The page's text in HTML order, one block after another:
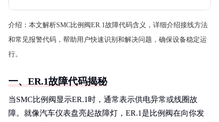
介绍： 本文解析SMC比例阀ER.1故障代码含义，详细介绍接线方法
和常见报警代码，帮助用户快速识别和解决问题，确保设备稳定运
行。
一、ER.1故障代码揭秘
当SMC比例阀显示ER.1时，通常表示供电异常或线圈故
障。就像汽车仪表盘亮起故障灯，ER.1是比例阀在向你发